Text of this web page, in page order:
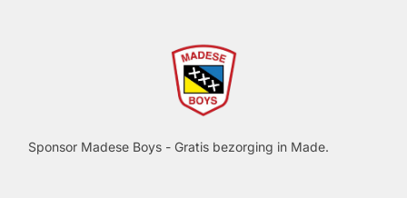
Sponsor Madese Boys - Gratis bezorging in Made.